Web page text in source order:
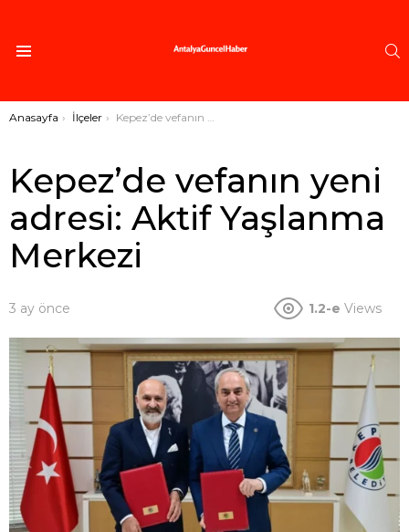
Buradasınız:
Anasayfa İlçeler Kepez’de vefanın yeni adresi: Aktif Yaşlanma Merkezi
Kepez’de vefanın yeni
adresi: Aktif Yaşlanma
Merkezi
3 ay önce 1.2-e Views